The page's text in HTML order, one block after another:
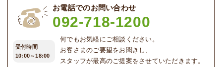
お電話でのお問い合わせ
092-718-1200
受付時間
10:00～18:00
何でもお気軽にご相談ください。
お客さまのご要望をお聞きし、
スタッフが最高のご提案をさせていただきます。